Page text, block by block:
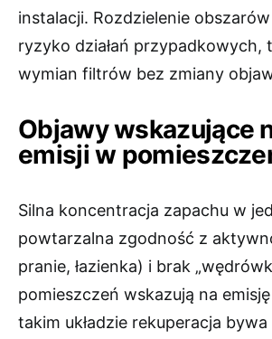
instalacji. Rozdzielenie
ryzyko działań przypadkowych,
wymian filtrów bez zmiany
Objawy wskazujące
emisji w
Silna koncentracja zapachu w
powtarzalna zgodność z
pranie, łazienka) i brak
pomieszczeń wskazują na
takim układzie rekuperacja